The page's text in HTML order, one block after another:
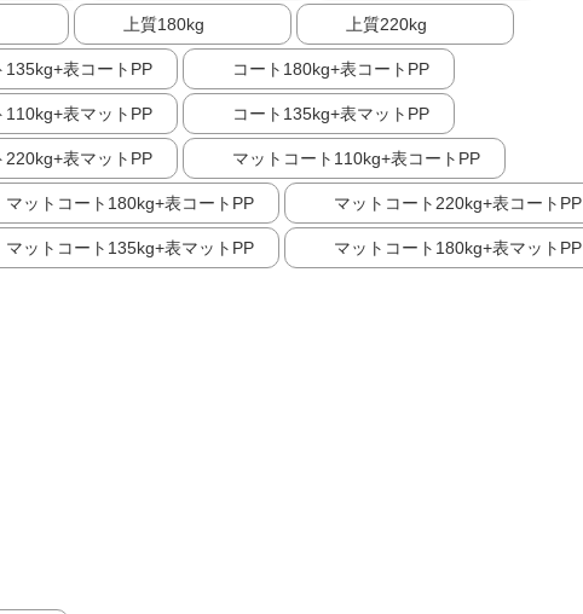
上質180kg 上質220kg
135kg+表コートPP コート180kg+表コートPP
110kg+表マットPP コート135kg+表マットPP
220kg+表マットPP マットコート110kg+表コートPP
マットコート180kg+表コートPP マットコート220kg+表コートPP
マットコート135kg+表マットPP マットコート180kg+表マットPP